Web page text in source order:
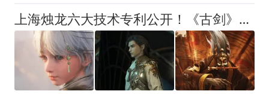
上海烛龙六大技术专利公开！《古剑》技术力或有保障